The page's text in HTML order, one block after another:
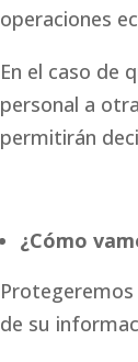
operaciones
En el caso de
personal a
permitirán
¿Cómo
de su